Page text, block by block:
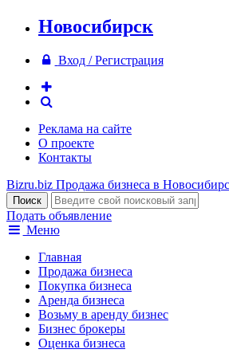
Новосибирск
Вход / Регистрация
Реклама на сайте
О проекте
Контакты
Bizru.biz Продажа бизнеса в
Подать объявление
Меню
Главная
Продажа бизнеса
Покупка бизнеса
Аренда бизнеса
Возьму в аренду бизнес
Бизнес брокеры
Оценка бизнеса